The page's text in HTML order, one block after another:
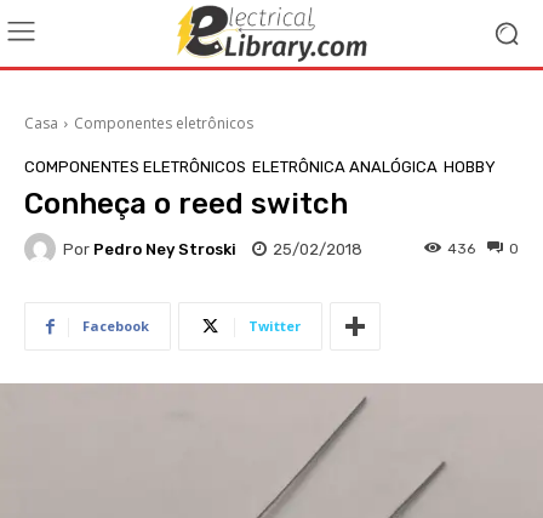
Casa Componentes eletrônicos
COMPONENTES ELETRÔNICOS ELETRÔNICA ANALÓGICA HOBBY
Conheça o reed switch
Por Pedro Ney Stroski 25/02/2018 0
436
Facebook Twitter